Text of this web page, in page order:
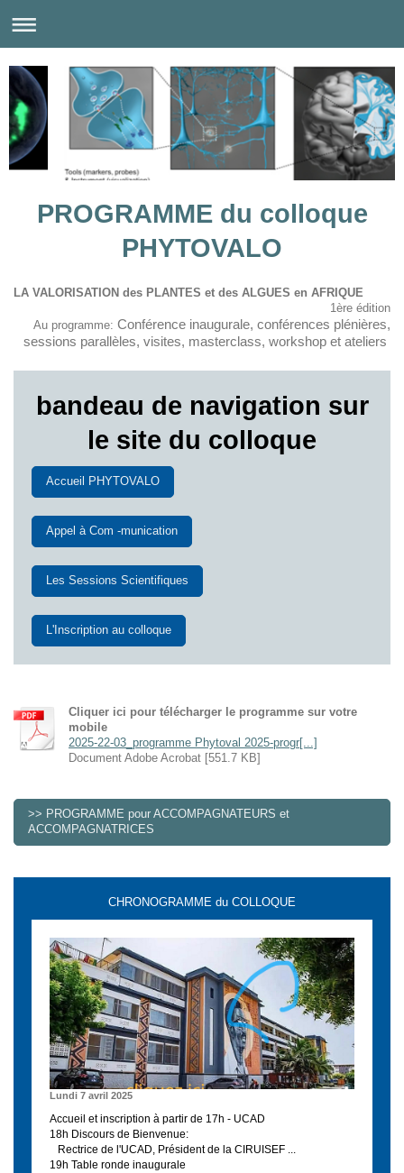
PROGRAMME du colloque
PHYTOVALO
LA VALORISATION des PLANTES et des ALGUES en AFRIQUE
1ère édition
Au programme: Conférence inaugurale, conférences plénières,
sessions parallèles, visites, masterclass, workshop et ateliers
bandeau de navigation sur
le site du colloque
Accueil PHYTOVALO
Appel à Com -munication
Les Sessions Scientifiques
L'Inscription au colloque
Cliquer ici pour télécharger le programme sur votre
mobile
2025-22-03_programme Phytoval 2025-progr[...]
Document Adobe Acrobat [551.7 KB]
>> PROGRAMME pour ACCOMPAGNATEURS et
ACCOMPAGNATRICES
CHRONOGRAMME du COLLOQUE
Lundi 7 avril 2025
Accueil et inscription à partir de 17h - UCAD
18h Discours de Bienvenue:
Rectrice de l'UCAD, Président de la CIRUISEF ...
19h Table ronde inaugurale